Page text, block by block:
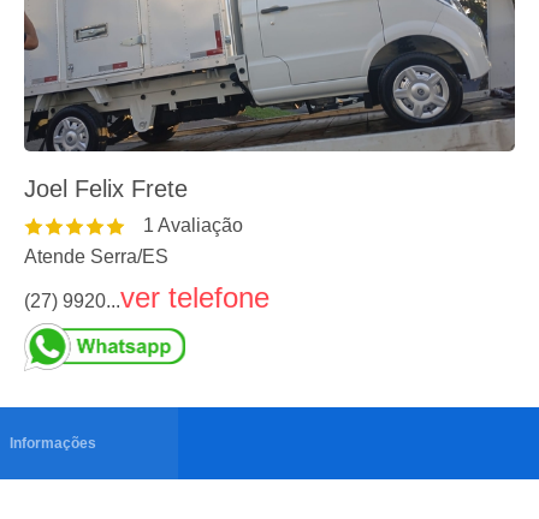
Joel Felix Frete
1 Avaliação
Atende Serra/ES
(27) 9920...ver telefone
Informações